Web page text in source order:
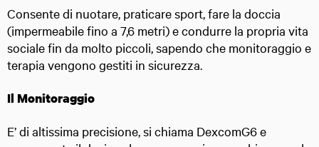
Consente di nuotare, praticare sport, fare la doccia
(impermeabile fino a 7,6 metri) e condurre la propria vita
sociale fin da molto piccoli, sapendo che monitoraggio e
terapia vengono gestiti in sicurezza.
Il Monitoraggio
E’ di altissima precisione, si chiama DexcomG6 e